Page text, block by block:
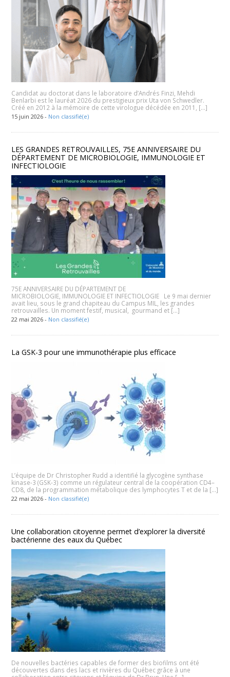
Candidat au doctorat dans le laboratoire d’Andrés Finzi, Mehdi
Benlarbi est le lauréat 2026 du prestigieux prix Uta von Schwedler.
Créé en 2012 à la mémoire de cette virologue décédée en 2011, […]
15 juin 2026 - Non classifié(e)
LES GRANDES RETROUVAILLES, 75E ANNIVERSAIRE DU
DÉPARTEMENT DE MICROBIOLOGIE, IMMUNOLOGIE ET
INFECTIOLOGIE
75E ANNIVERSAIRE DU DÉPARTEMENT DE
MICROBIOLOGIE, IMMUNOLOGIE ET INFECTIOLOGIE Le 9 mai dernier
avait lieu, sous le grand chapiteau du Campus MIL, les grandes
retrouvailles. Un moment festif, musical, gourmand et […]
22 mai 2026 - Non classifié(e)
La GSK-3 pour une immunothérapie plus efficace
L’équipe de Dr Christopher Rudd a identifié la glycogène synthase
kinase-3 (GSK-3) comme un régulateur central de la coopération CD4–
CD8, de la programmation métabolique des lymphocytes T et de la […]
22 mai 2026 - Non classifié(e)
Une collaboration citoyenne permet d’explorer la diversité
bactérienne des eaux du Québec
De nouvelles bactéries capables de former des biofilms ont été
découvertes dans des lacs et rivières du Québec grâce à une